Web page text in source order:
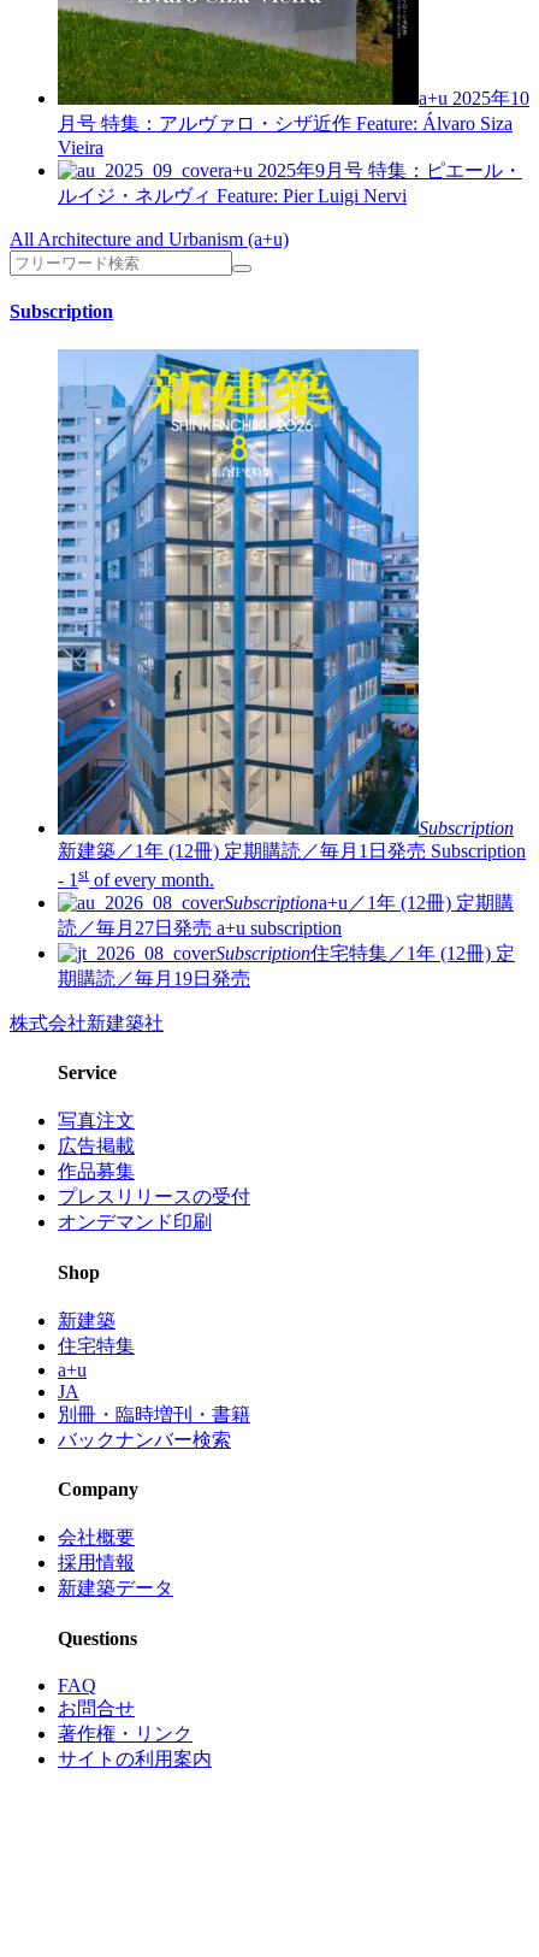
a+u 2025年10
月号 特集：アルヴァロ・シザ近作 Feature: Álvaro Siza
Vieira
a+u 2025年9月号 特集：ピエール・
ルイジ・ネルヴィ Feature: Pier Luigi Nervi
All Architecture and Urbanism (a+u)
Subscription
Subscription
新建築／1年 (12冊) 定期購読／毎月1日発売 Subscription
- 1 st of every month.
Subscriptiona+u／1年 (12冊) 定期購
読／毎月27日発売 a+u subscription
Subscription住宅特集／1年 (12冊) 定
期購読／毎月19日発売
株式会社新建築社
Service
写真注文
広告掲載
作品募集
プレスリリースの受付
オンデマンド印刷
Shop
新建築
住宅特集
a+u
JA
別冊・臨時増刊・書籍
バックナンバー検索
Company
会社概要
採用情報
新建築データ
Questions
FAQ
お問合せ
著作権・リンク
サイトの利用案内